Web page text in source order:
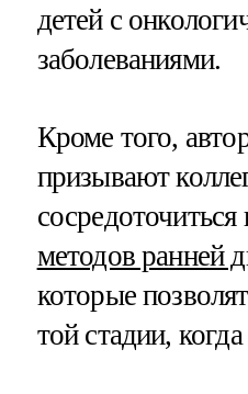
детей с
заболеваниями.
Кроме того,
призывают
сосредоточиться
методов ранней
которые
той стадии,